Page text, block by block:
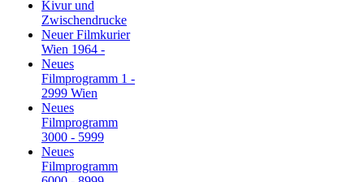
Kivur und
Zwischendrucke
Neuer Filmkurier
Wien 1964 -
Neues
Filmprogramm 1 -
2999 Wien
Neues
Filmprogramm
3000 - 5999
Neues
Filmprogramm